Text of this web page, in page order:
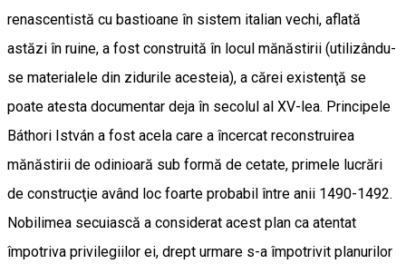
renascentistă cu bastioane în sistem italian vechi, aflată
astăzi în ruine, a fost construită în locul mănăstirii (utilizându-
se materialele din zidurile acesteia), a cărei existenţă se
poate atesta documentar deja în secolul al XV-lea. Principele
Báthori István a fost acela care a încercat reconstruirea
mănăstirii de odinioară sub formă de cetate, primele lucrări
de construcţie având loc foarte probabil între anii 1490-1492.
Nobilimea secuiască a considerat acest plan ca atentat
împotriva privilegiilor ei, drept urmare s-a împotrivit planurilor